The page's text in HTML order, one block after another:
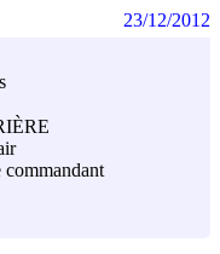
commandant
23/12/2012